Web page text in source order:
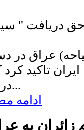
دریافت "
عراق در
تاکید
دریافت سیم کارت عراقی...
ادامه
زائران به